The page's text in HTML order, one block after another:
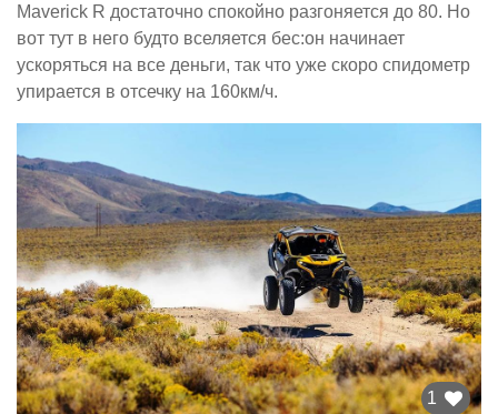
Maverick R достаточно спокойно разгоняется до 80. Но
вот тут в него будто вселяется бес:он начинает
ускоряться на все деньги, так что уже скоро спидометр
упирается в отсечку на 160км/ч.
1